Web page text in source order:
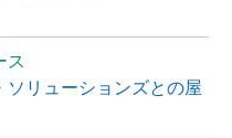
ス
リューションズとの屋